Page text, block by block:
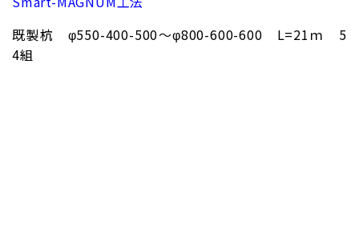
既製杭 φ550-400-500～φ800-600-600 L=21ｍ 5
4組